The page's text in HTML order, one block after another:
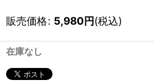
販売価格: 5,980円(税込)
在庫なし